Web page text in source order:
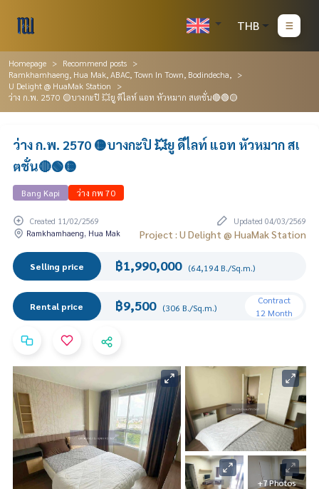
THB
Homepage
Recommend posts
Ramkhamhaeng, Hua Mak, ABAC, Town In Town, Bodindecha,
U Delight @ HuaMak Station
ว่าง ก.พ. 2570 🟡บางกะปิ 💥ยู ดีไลท์ แอท หัวหมาก สเตชั่น🔴🟢🟡
ว่าง ก.พ. 2570 🟡บางกะปิ 💥ยู ดีไลท์ แอท หัวหมาก สเ
ตชั่น🔴🟢🟡
Bang Kapi ว่าง กพ 70
Created 11/02/2569
Updated 04/03/2569
Ramkhamhaeng, Hua Mak
Project : U Delight @ HuaMak Station
Selling price ฿1,990,000 (64,194 B./Sq.m.)
Rental price ฿9,500 (306 B./Sq.m.)
Contract
12 Month
+7 Photos